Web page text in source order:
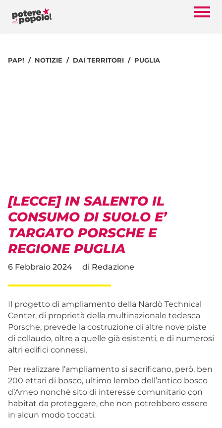
PAP! NOTIZIE DAI TERRITORI PUGLIA
[LECCE] IN SALENTO IL
CONSUMO DI SUOLO E’
TARGATO PORSCHE E
REGIONE PUGLIA
6 Febbraio 2024 di Redazione
Il progetto di ampliamento della Nardò Technical
Center, di proprietà della multinazionale tedesca
Porsche, prevede la costruzione di altre nove piste
di collaudo, oltre a quelle già esistenti, e di numerosi
altri edifici connessi.
Per realizzare l’ampliamento si sacrificano, però, ben
200 ettari di bosco, ultimo lembo dell’antico bosco
d’Arneo nonchè sito di interesse comunitario con
habitat da proteggere, che non potrebbero essere
in alcun modo toccati.